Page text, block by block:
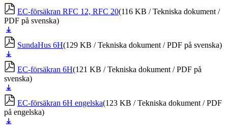
ner
EC-försäkran RFC 12, RFC 20(116 KB / Tekniska dokument /
PDF på svenska)
ner
SundaHus 6H(129 KB / Tekniska dokument / PDF på svenska)
ner
EC-försäkran 6H(121 KB / Tekniska dokument / PDF på
svenska)
ner
EC-försäkran 6H engelska(123 KB / Tekniska dokument / PDF
på engelska)